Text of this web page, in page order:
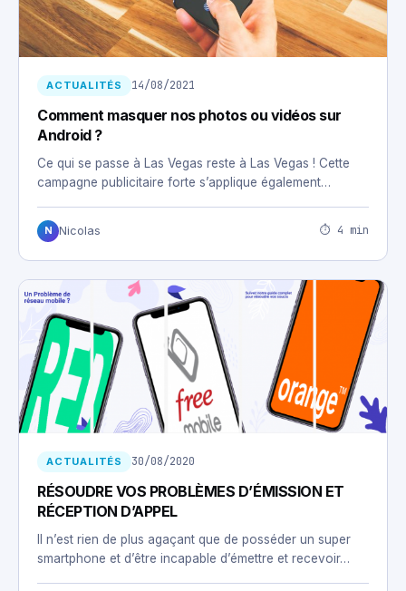
ACTUALITÉS 14/08/2021
Comment masquer nos photos ou vidéos sur
Android ?
Ce qui se passe à Las Vegas reste à Las Vegas ! Cette
campagne publicitaire forte s’applique également…
N Nicolas ⏱ 4 min
ACTUALITÉS 30/08/2020
RÉSOUDRE VOS PROBLÈMES D’ÉMISSION ET
RÉCEPTION D’APPEL
Il n’est rien de plus agaçant que de posséder un super
smartphone et d’être incapable d’émettre et recevoir…